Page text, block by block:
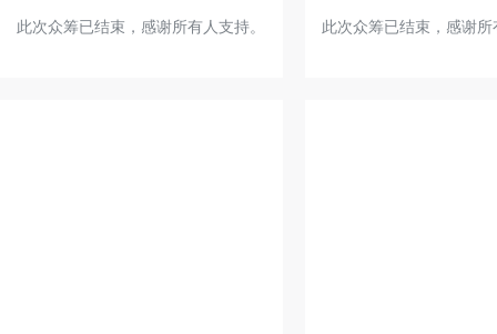
此次众筹已结束，感谢所有人支持。 此次众筹已结束，感谢